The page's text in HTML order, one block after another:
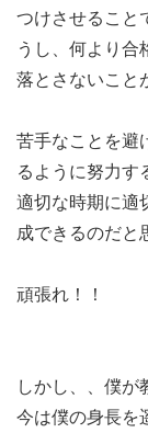
つけさせること
うし、何より
落とさないこと
苦手なことを避
るように努力す
適切な時期に適
成できるのだと
頑張れ！！
しかし、、僕が
今は僕の身長を